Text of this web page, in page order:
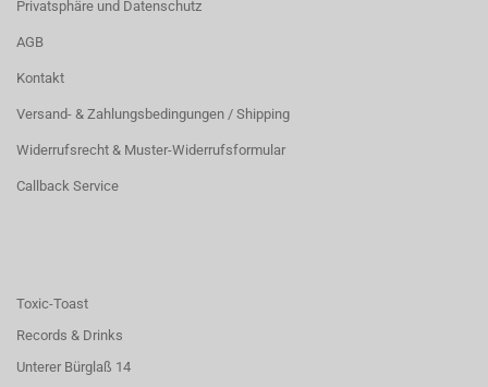
Privatsphäre und Datenschutz
AGB
Kontakt
Versand- & Zahlungsbedingungen / Shipping
Widerrufsrecht & Muster-Widerrufsformular
Callback Service
Toxic-Toast
Records & Drinks
Unterer Bürglaß 14